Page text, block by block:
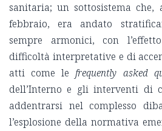
sanitaria; un sottosistema
febbraio, era andato
sempre armonici, con
difficoltà interpretative e di
atti come lefrequently asked
dell’Interno e gli interventi di
addentrarsi nel complesso
l’esplosione della normativa